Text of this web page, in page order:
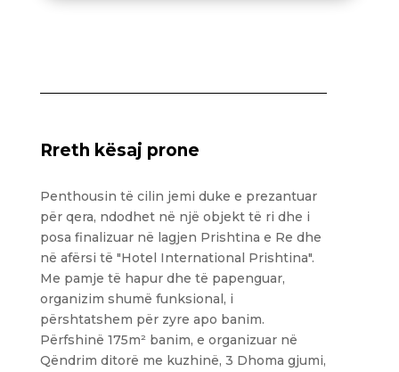
Rreth kësaj prone
Penthousin të cilin jemi duke e prezantuar
për qera, ndodhet në një objekt të ri dhe i
posa finalizuar në lagjen Prishtina e Re dhe
në afërsi të "Hotel International Prishtina".
Me pamje të hapur dhe të papenguar,
organizim shumë funksional, i
përshtatshem për zyre apo banim.
Përfshinë 175m² banim, e organizuar në
Qëndrim ditorë me kuzhinë, 3 Dhoma gjumi,